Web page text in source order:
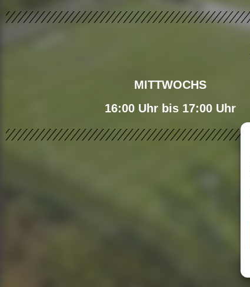
MITTWOCHS
16:00 Uhr bis 17:00 Uhr